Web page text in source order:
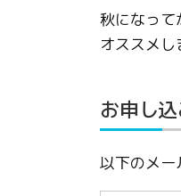
秋になって
オススメし
お申し
以下のメー